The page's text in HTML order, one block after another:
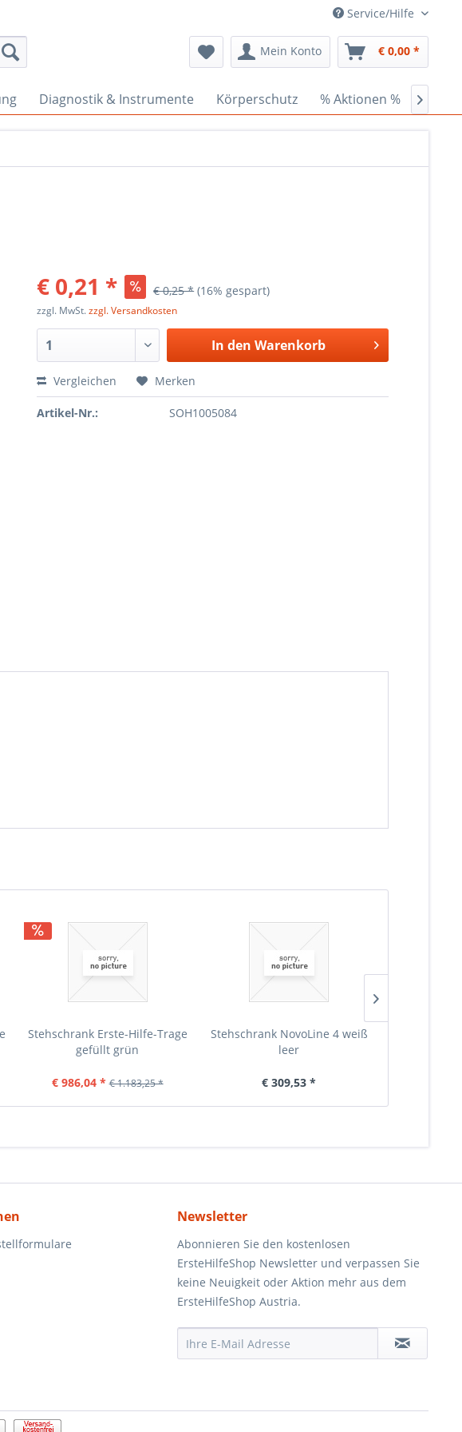
Service/Hilfe
Mein Konto € 0,00 *
Diagnostik & Instrumente Körperschutz % Aktionen % 
€ 0,21 * € 0,25 * (16% gespart)
zzgl. MwSt.zzgl. Versandkosten
In den Warenkorb
Vergleichen Merken
Artikel-Nr.: SOH1005084
Stehschrank Erste-Hilfe-Trage
gefüllt grün
€ 986,04 * € 1.183,25 *
Stehschrank NovoLine 4 weiß
leer
€ 309,53 *
Newsletter
Abonnieren Sie den kostenlosen
ErsteHilfeShop Newsletter und verpassen Sie
keine Neuigkeit oder Aktion mehr aus dem
ErsteHilfeShop Austria.